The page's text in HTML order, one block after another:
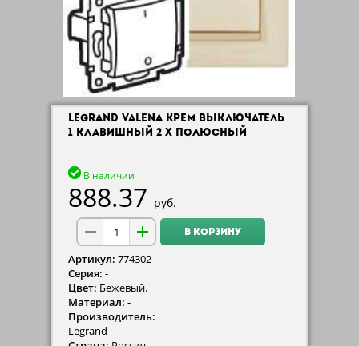
LEGRAND VALENA КРЕМ ВЫКЛЮЧАТЕЛЬ
1-КЛАВИШНЫЙ 2-Х ПОЛЮСНЫЙ
888.37 руб.
В КОРЗИНУ
В наличии
Артикул: 774302
Серия: -
Цвет: Бежевый.
Материал: -
Производитель:
Legrand